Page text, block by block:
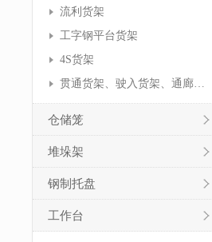
流利货架
工字钢平台货架
4S货架
贯通货架、驶入货架、通廊货架
仓储笼
堆垛架
钢制托盘
工作台